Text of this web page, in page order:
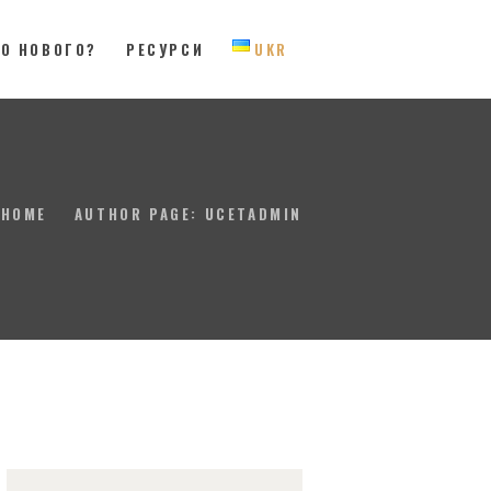
НОВОГО? РЕСУРСИ UKR
HOME AUTHOR PAGE: UCETADMIN
Canada